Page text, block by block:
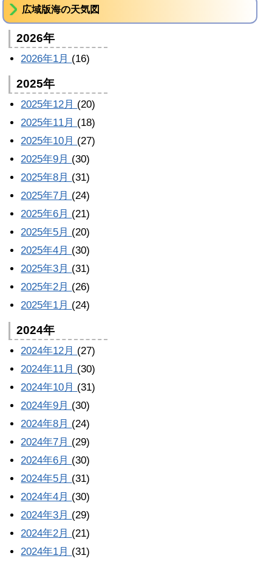
広域版海の天気図
2026年
2026年1月 (16)
2025年
2025年12月 (20)
2025年11月 (18)
2025年10月 (27)
2025年9月 (30)
2025年8月 (31)
2025年7月 (24)
2025年6月 (21)
2025年5月 (20)
2025年4月 (30)
2025年3月 (31)
2025年2月 (26)
2025年1月 (24)
2024年
2024年12月 (27)
2024年11月 (30)
2024年10月 (31)
2024年9月 (30)
2024年8月 (24)
2024年7月 (29)
2024年6月 (30)
2024年5月 (31)
2024年4月 (30)
2024年3月 (29)
2024年2月 (21)
2024年1月 (31)